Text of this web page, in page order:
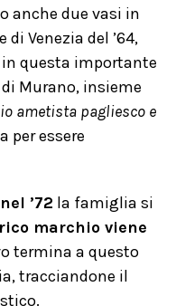
anche due vasi in
Venezia del ’64,
in questa importante
Murano, insieme
ametista pagliesco e
per essere
nel ’72 la famiglia si
marchio viene
termina a questo
tracciandone il